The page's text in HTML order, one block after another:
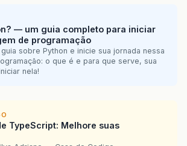
— um guia completo para iniciar
de programação
sobre Python e inicie sua jornada nessa
o que é e para que serve, sua
nela!
TypeScript: Melhore suas